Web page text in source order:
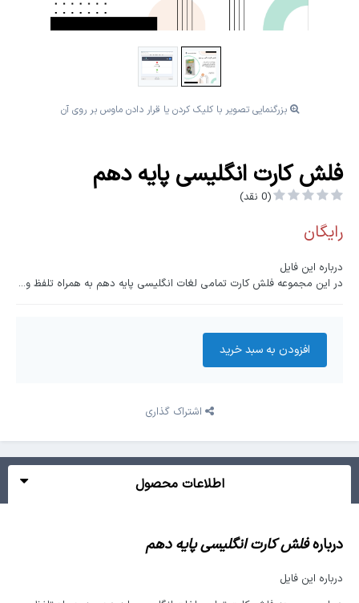
بزرگنمایی تصویر با کلیک کردن یا قرار دادن ماوس بر روی آن
فلش کارت انگلیسی پایه دهم
(0 نقد)
رایگان
درباره این فایل
در این مجموعه فلش کارت تمامی لغات انگلیسی پایه دهم به همراه تلفظ و...
افزودن به سبد‌ خرید
اشتراک گذاری
اطلاعات محصول
دربارهفلش کارت انگلیسی پایه دهم
درباره این فایل